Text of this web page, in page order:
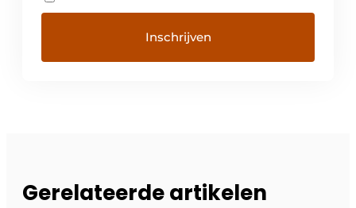
Gerelateerde artikelen